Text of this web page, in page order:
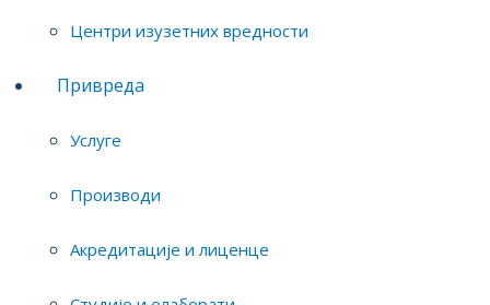
Центри изузетних вредности
Привреда
Услуге
Производи
Акредитације и лиценце